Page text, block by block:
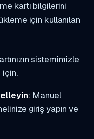
kartı bilgilerini
için kullanılan
sistemimizle
için.
: Manuel
giriş yapın ve